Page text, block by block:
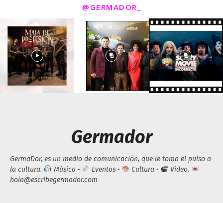
@GERMADOR_
Germador
GermaDor, es un medio de comunicación, que le toma el pulso a
la cultura.
Música • Eventos • Cultura •
Vídeo.
hola@escribegermador.com